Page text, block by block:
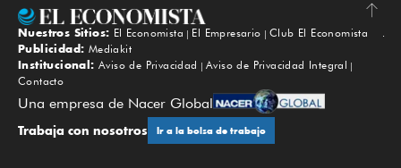
Subir
Nuestros Sitios: El Economista El Empresario
Club El Economista
Publicidad: Mediakit
Institucional: Aviso de Privacidad
Aviso de Privacidad Integral
Contacto
Una empresa de Nacer Global
Trabaja con nosotros Ir a la bolsa de trabajo